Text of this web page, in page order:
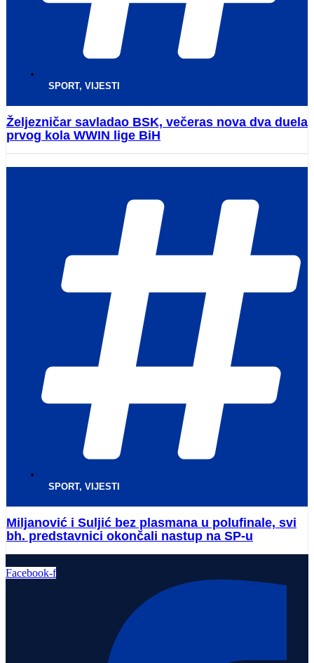
SPORT, VIJESTI
Željezničar savladao BSK, večeras nova dva duela
prvog kola WWIN lige BiH
SPORT, VIJESTI
Miljanović i Suljić bez plasmana u polufinale, svi
bh. predstavnici okončali nastup na SP-u
Facebook-f